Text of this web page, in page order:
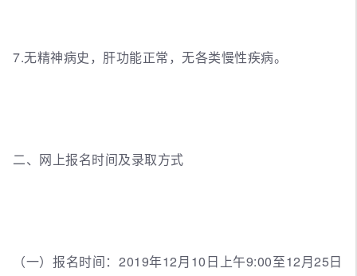
7.无精神病史，肝功能正常，无各类慢性疾病。
二、网上报名时间及录取方式
（一）报名时间：2019年12月10日上午9:00至12月25日